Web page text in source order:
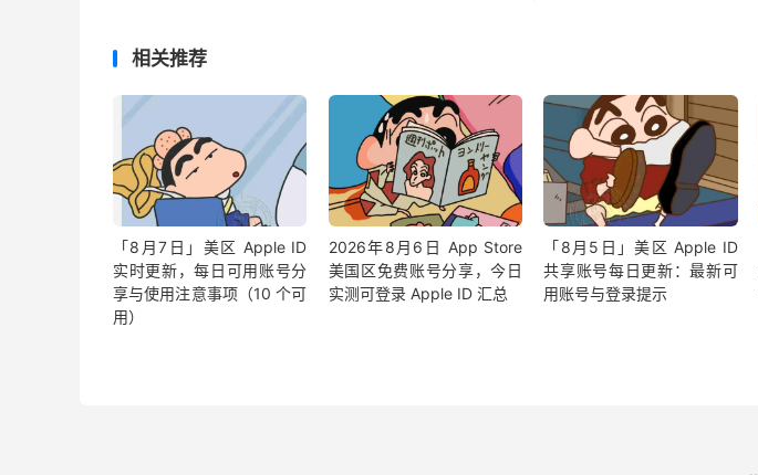
相关推荐
「8月7日」美区 Apple ID
实时更新，每日可用账号分
享与使用注意事项（10 个可
用）
2026年8月6日 App Store
美国区免费账号分享，今日
实测可登录 Apple ID 汇总
「8月5日」美区 Apple ID
共享账号每日更新：最新可
用账号与登录提示